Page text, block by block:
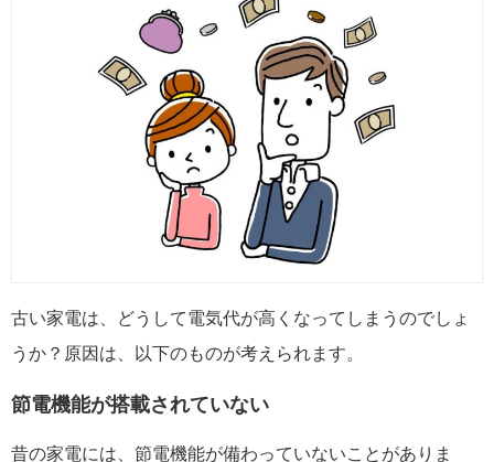
古い家電は、どうして電気代が高くなってしまうのでしょ
うか？原因は、以下のものが考えられます。
節電機能が搭載されていない
昔の家電には、節電機能が備わっていないことがありま